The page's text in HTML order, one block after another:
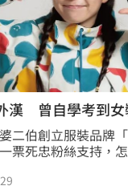
漢 曾自學考到女
二伯創立服裝品牌
票死忠粉絲支持，
露考到女裝丙級執照